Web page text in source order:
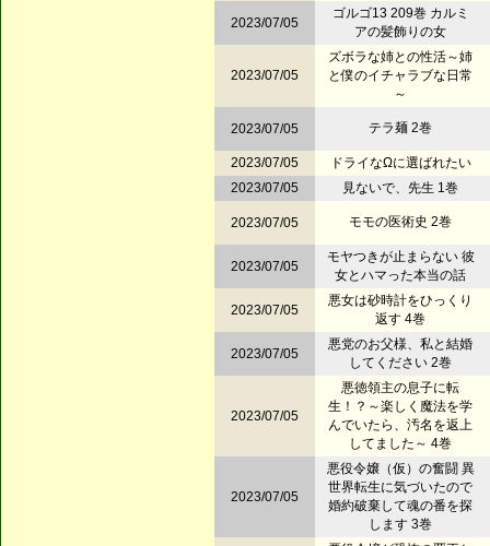
2023/07/05
ゴルゴ13 209巻 カルミ
アの髪飾りの女
2023/07/05
ズボラな姉との性活～姉
と僕のイチャラブな日常
～
2023/07/05 テラ麺 2巻
2023/07/05
ドライなΩに選ばれたい
2023/07/05
見ないで、先生 1巻
2023/07/05 モモの医術史 2巻
2023/07/05
モヤつきが止まらない 彼
女とハマった本当の話
2023/07/05
悪女は砂時計をひっくり
返す 4巻
2023/07/05
悪党のお父様、私と結婚
してください 2巻
2023/07/05
悪徳領主の息子に転
生！？～楽しく魔法を学
んでいたら、汚名を返上
してました～ 4巻
2023/07/05
悪役令嬢（仮）の奮闘 異
世界転生に気づいたので
婚約破棄して魂の番を探
します 3巻